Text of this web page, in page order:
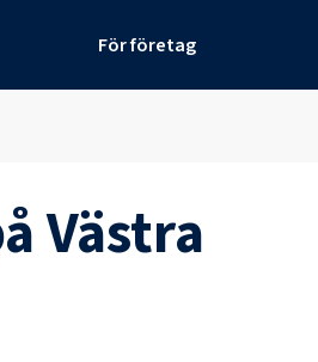
För företag
Västra